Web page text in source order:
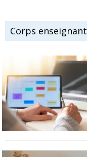
Corps enseignant